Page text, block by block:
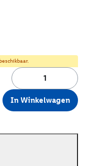
In Winkelwagen